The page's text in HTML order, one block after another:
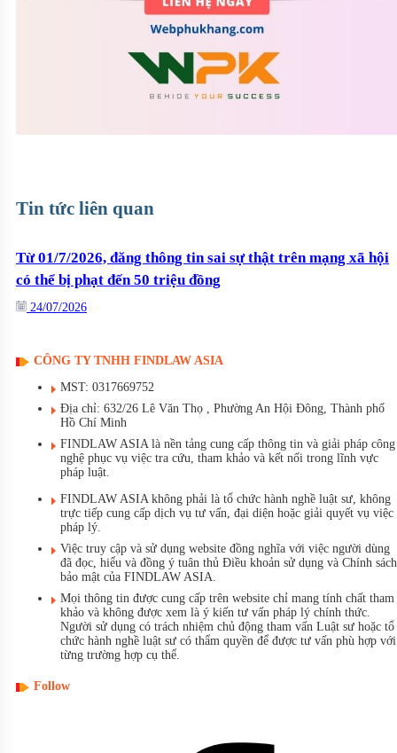
Tin tức liên quan
Từ 01/7/2026, đăng thông tin sai sự thật trên mạng xã hội
có thể bị phạt đến 50 triệu đồng
24/07/2026
CÔNG TY TNHH FINDLAW ASIA
MST: 0317669752
Địa chỉ: 632/26 Lê Văn Thọ , Phường An Hội Đông, Thành phố
Hồ Chí Minh
FINDLAW ASIA là nền tảng cung cấp thông tin và giải pháp công
nghệ phục vụ việc tra cứu, tham khảo và kết nối trong lĩnh vực
pháp luật.
FINDLAW ASIA không phải là tổ chức hành nghề luật sư, không
trực tiếp cung cấp dịch vụ tư vấn, đại diện hoặc giải quyết vụ việc
pháp lý.
Việc truy cập và sử dụng website đồng nghĩa với việc người dùng
đã đọc, hiểu và đồng ý tuân thủ Điều khoản sử dụng và Chính sách
bảo mật của FINDLAW ASIA.
Mọi thông tin được cung cấp trên website chỉ mang tính chất tham
khảo và không được xem là ý kiến tư vấn pháp lý chính thức.
Người sử dụng có trách nhiệm chủ động tham vấn Luật sư hoặc tổ
chức hành nghề luật sư có thẩm quyền để được tư vấn phù hợp với
từng trường hợp cụ thể.
Follow